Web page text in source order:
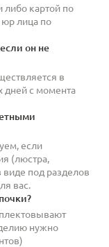
либо картой по
юр лица по
он не
в
дней с момента
если
(люстра,
виде под разделов
вас.
нужно